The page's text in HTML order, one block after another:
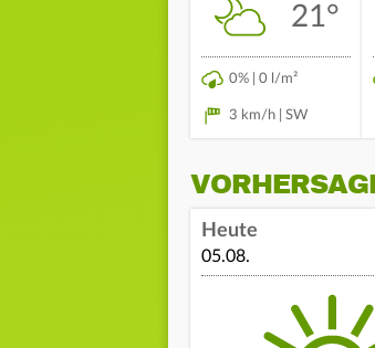
21°
0% | 0 l/m²
3 km/h | SW
Heute
05.08.